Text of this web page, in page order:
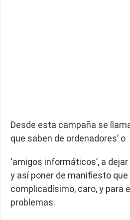
Desde esta campaña se
que saben de ordenadores’ o
‘amigos informáticos’, a
y así poner de manifiesto
complicadísimo, caro, y para
problemas.